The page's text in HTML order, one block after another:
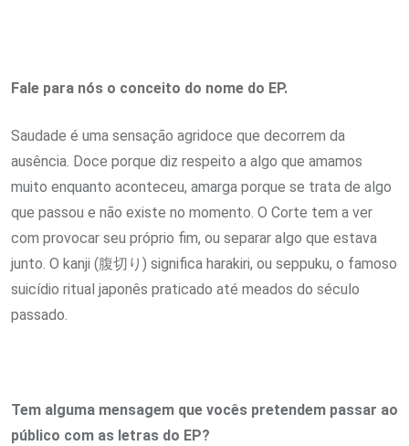
Fale para nós o conceito do nome do EP.
Saudade é uma sensação agridoce que decorrem da
ausência. Doce porque diz respeito a algo que amamos
muito enquanto aconteceu, amarga porque se trata de algo
que passou e não existe no momento. O Corte tem a ver
com provocar seu próprio fim, ou separar algo que estava
junto. O kanji (腹切り) significa harakiri, ou seppuku, o famoso
suicídio ritual japonês praticado até meados do século
passado.
Tem alguma mensagem que vocês pretendem passar ao
público com as letras do EP?